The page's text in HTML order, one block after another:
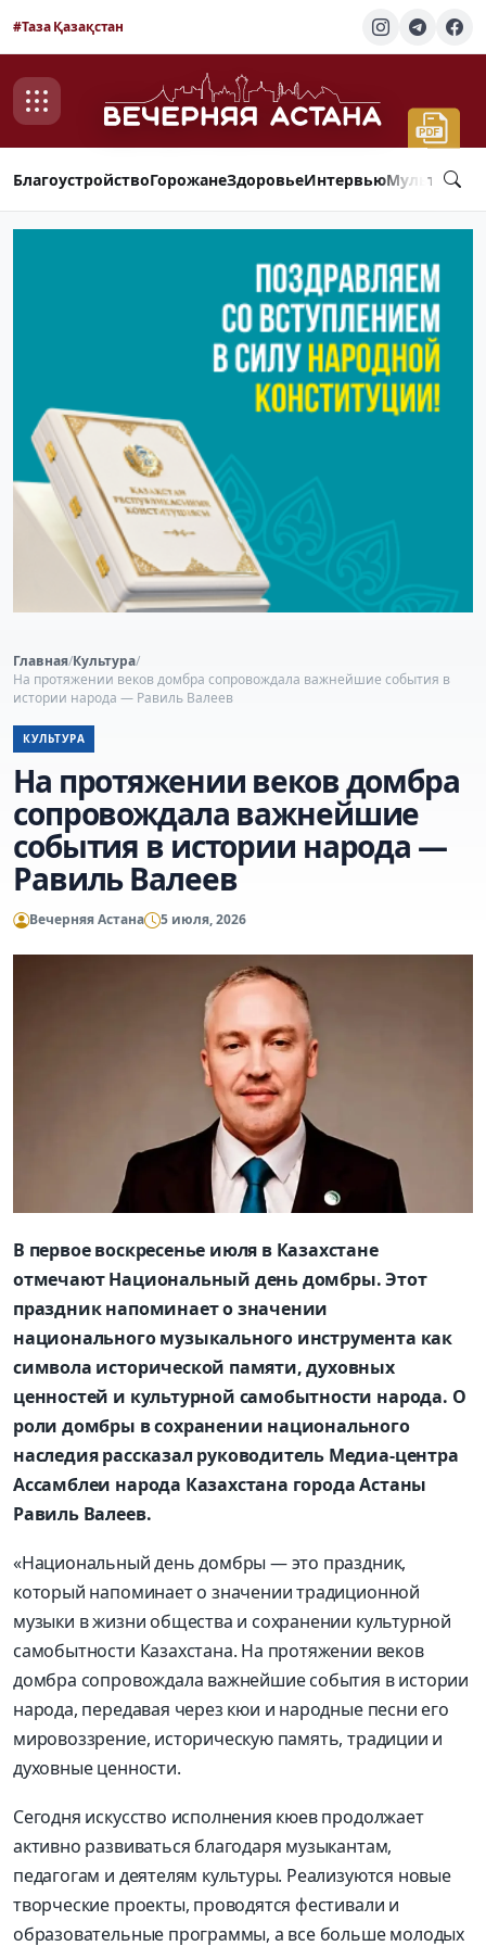
#Таза Қазақстан
БлагоустройствоГорожанеЗдоровьеИнтервью
Главная/Культура/
На протяжении веков домбра сопровождала важнейшие события в
истории народа — Равиль Валеев
КУЛЬТУРА
На протяжении веков домбра
сопровождала важнейшие
события в истории народа —
Равиль Валеев
Вечерняя Астана 5 июля, 2026
В первое воскресенье июля в Казахстане
отмечают Национальный день домбры. Этот
праздник напоминает о значении
национального музыкального инструмента как
символа исторической памяти, духовных
ценностей и культурной самобытности народа. О
роли домбры в сохранении национального
наследия рассказал руководитель Медиа-центра
Ассамблеи народа Казахстана города Астаны
Равиль Валеев.
«Национальный день домбры — это праздник,
который напоминает о значении традиционной
музыки в жизни общества и сохранении культурной
самобытности Казахстана. На протяжении веков
домбра сопровождала важнейшие события в истории
народа, передавая через кюи и народные песни его
мировоззрение, историческую память, традиции и
духовные ценности.
Сегодня искусство исполнения кюев продолжает
активно развиваться благодаря музыкантам,
педагогам и деятелям культуры. Реализуются новые
творческие проекты, проводятся фестивали и
образовательные программы, а все больше молодых